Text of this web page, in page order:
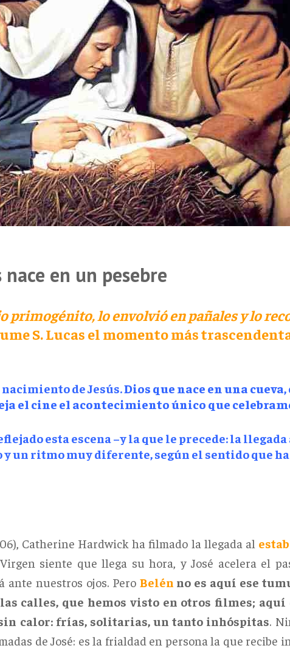
nace en un pesebre
primogénito, lo envolvió en pañales y lo
S. Lucas el momento más
de Jesús.Dios que nace en una
el cine el acontecimiento único que
esta escena –y la que le precede: la llegada
y un ritmo muy diferente, según el sentido que
Catherine Hardwick ha filmado la llegada al
siente que llega su hora, y José acelera el
ante nuestros ojos. Pero Belén no es aquí ese
calles, que hemos visto en otros filmes; aquí
sin calor: frías, solitarias, un tanto inhóspitas.
de José: es la frialdad en persona la que recibe